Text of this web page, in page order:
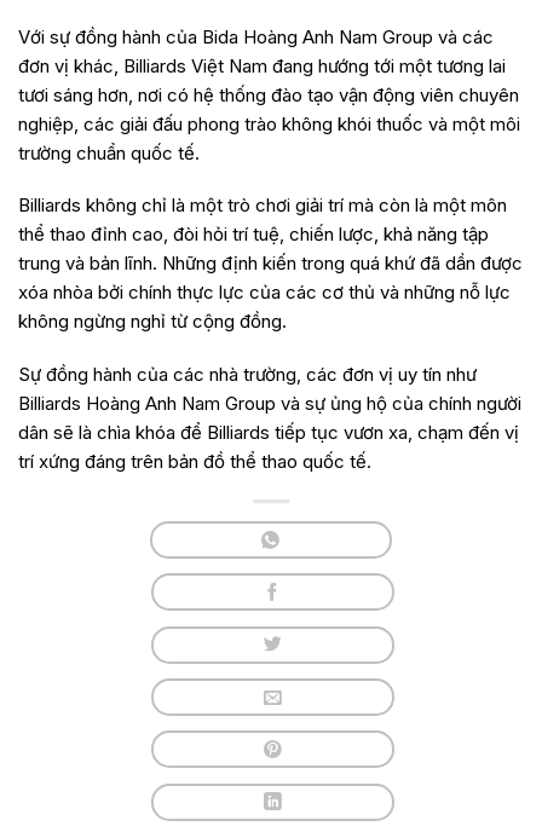
Với sự đồng hành của Bida Hoàng Anh Nam Group và các
đơn vị khác, Billiards Việt Nam đang hướng tới một tương lai
tươi sáng hơn, nơi có hệ thống đào tạo vận động viên chuyên
nghiệp, các giải đấu phong trào không khói thuốc và một môi
trường chuẩn quốc tế.
Billiards không chỉ là một trò chơi giải trí mà còn là một môn
thể thao đỉnh cao, đòi hỏi trí tuệ, chiến lược, khả năng tập
trung và bản lĩnh. Những định kiến trong quá khứ đã dần được
xóa nhòa bởi chính thực lực của các cơ thủ và những nỗ lực
không ngừng nghỉ từ cộng đồng.
Sự đồng hành của các nhà trường, các đơn vị uy tín như
Billiards Hoàng Anh Nam Group và sự ủng hộ của chính người
dân sẽ là chìa khóa để Billiards tiếp tục vươn xa, chạm đến vị
trí xứng đáng trên bản đồ thể thao quốc tế.